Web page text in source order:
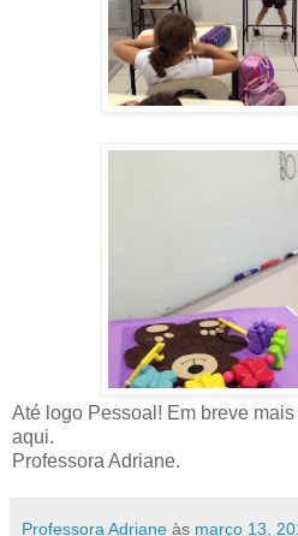
Até logo Pessoal! Em breve
aqui.
Professora Adriane.
Professora Adriane às março 13,